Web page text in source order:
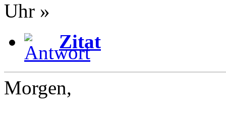
Uhr »
Zitat
Morgen,